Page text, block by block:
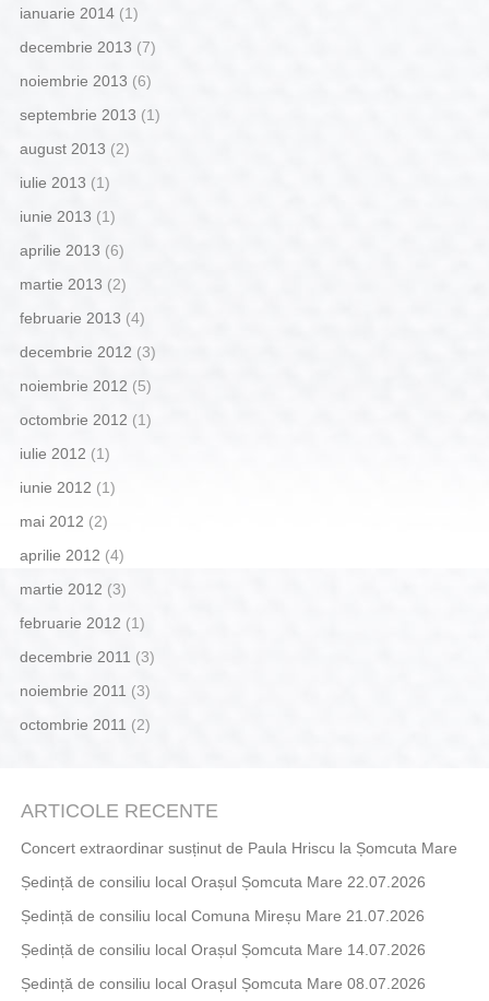
ianuarie 2014(1)
decembrie 2013 (7)
noiembrie 2013 (6)
septembrie 2013 (1)
august 2013 (2)
iulie 2013 (1)
iunie 2013 (1)
aprilie 2013 (6)
martie 2013 (2)
februarie 2013 (4)
decembrie 2012 (3)
noiembrie 2012 (5)
octombrie 2012 (1)
iulie 2012 (1)
iunie 2012 (1)
mai 2012 (2)
aprilie 2012 (4)
martie 2012 (3)
februarie 2012 (1)
decembrie 2011 (3)
noiembrie 2011 (3)
octombrie 2011 (2)
ARTICOLE RECENTE
Concert extraordinar susținut de Paula Hriscu la Șomcuta Mare
Ședință de consiliu local Orașul Șomcuta Mare 22.07.2026
Ședință de consiliu local Comuna Mireșu Mare 21.07.2026
Ședință de consiliu local Orașul Șomcuta Mare 14.07.2026
Ședință de consiliu local Orașul Șomcuta Mare 08.07.2026